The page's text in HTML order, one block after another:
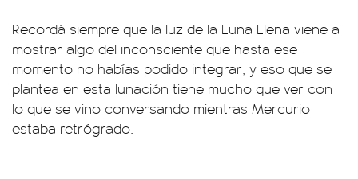
Recordá siempre que la luz de la Luna Llena viene a
mostrar algo del inconsciente que hasta ese
momento no habías podido integrar, y eso que se
plantea en esta lunación tiene mucho que ver con
lo que se vino conversando mientras Mercurio
estaba retrógrado.